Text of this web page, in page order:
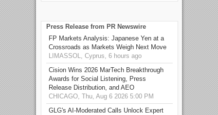
Press Release from PR Newswire
FP Markets Analysis: Japanese Yen at a
Crossroads as Markets Weigh Next Move
LIMASSOL, Cyprus, 6 hours ago
Cision Wins 2026 MarTech Breakthrough
Awards for Social Listening, Press
Release Distribution, and AEO
CHICAGO, Thu, Aug 6 2026 5:00 PM
GLG's AI-Moderated Calls Unlock Expert